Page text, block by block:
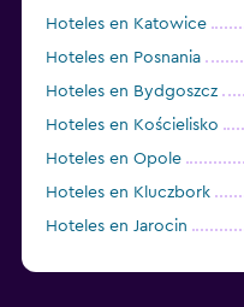
Hoteles en Katowice
Hoteles en Posnania
Hoteles en Bydgoszcz
Hoteles en Kościelisko
Hoteles en Opole
Hoteles en Kluczbork
Hoteles en Jarocin